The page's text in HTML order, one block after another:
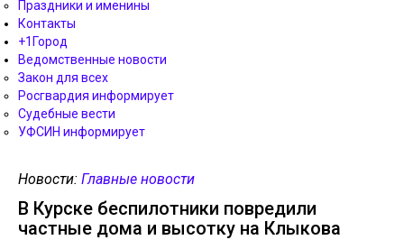
Праздники и именины
Контакты
+1Город
Ведомственные новости
Закон для всех
Росгвардия информирует
Судебные вести
УФСИН информирует
Новости: Главные новости
В Курске беспилотники повредили
частные дома и высотку на Клыкова